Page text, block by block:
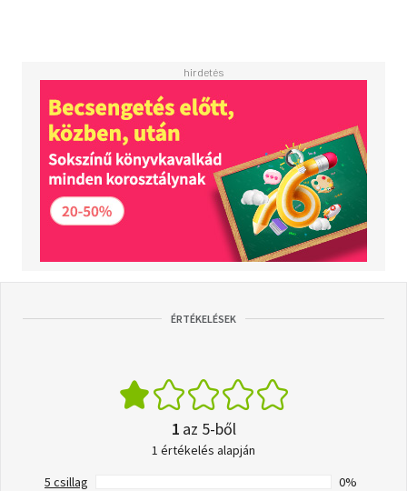
ÉRTÉKELÉSEK
1 az 5-ből
1 értékelés alapján
5 csillag
0%